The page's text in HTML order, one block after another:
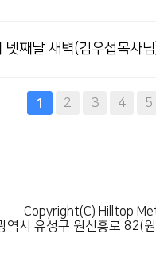
째날 새벽(김우섭목사
1 2 3 4 5
Copyright(C) Hilltop
역시 유성구 원신흥로